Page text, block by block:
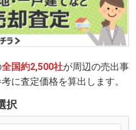
全国約2,500社が周辺の売出事
に査定価格を算出します。
択